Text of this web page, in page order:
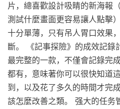
片，總喜歡設計吸睛的新海報
測試什麼畫面更容易讓人點擊
十分單薄，只有吊人胃口效果
斷。 《記事探險》的成效記錄
最完整的一款，不僅會記錄完
都有，意味著你可以很快知道
到，以及花了多久的時間才完
該怎麼改善之類。 强大的任务